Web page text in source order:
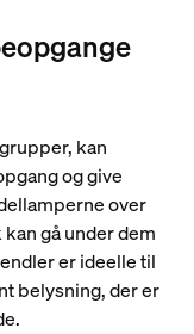
kan
og give
over
gå under dem
er ideelle til
belysning, der er